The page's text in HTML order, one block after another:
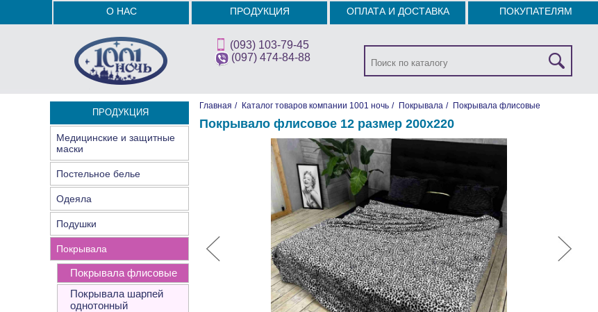
О НАС ПРОДУКЦИЯ ОПЛАТА И ДОСТАВКА ПОКУПАТЕЛЯМ
(093) 103-79-45
(097) 474-84-88
ПРОДУКЦИЯ
Медицинские и защитные
маски
Постельное белье
Одеяла
Подушки
Покрывала
Покрывала флисовые
Покрывала шарпей
однотонный
Главная / Каталог товаров компании 1001 ночь / Покрывала / Покрывала флисовые
Покрывало флисовое 12 размер 200х220